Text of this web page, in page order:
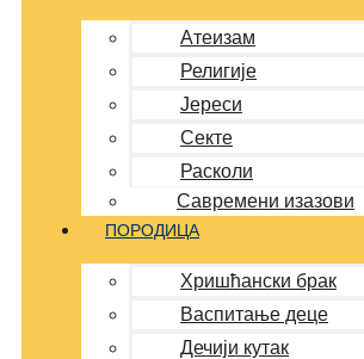
Атеизам
Религије
Јереси
Секте
Расколи
Савремени изазови
ПОРОДИЦА
Хришћански брак
Васпитање деце
Дечији кутак